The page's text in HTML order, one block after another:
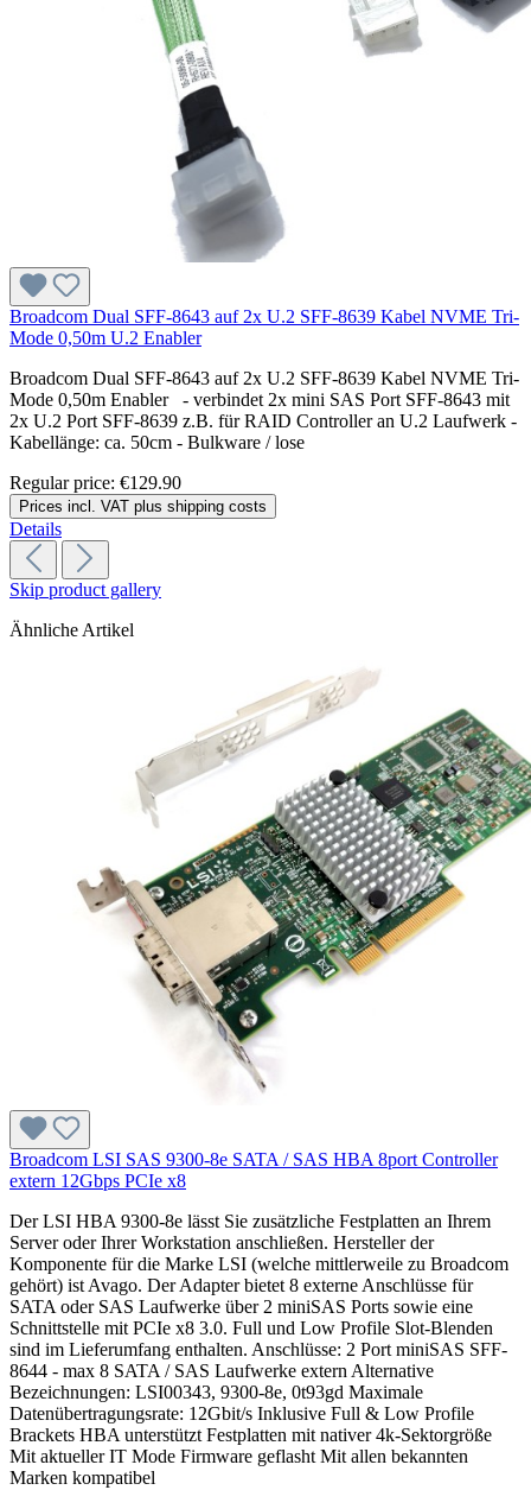
Broadcom Dual SFF-8643 auf 2x U.2 SFF-8639 Kabel NVME Tri-
Mode 0,50m U.2 Enabler
Broadcom Dual SFF-8643 auf 2x U.2 SFF-8639 Kabel NVME Tri-
Mode 0,50m Enabler - verbindet 2x mini SAS Port SFF-8643 mit
2x U.2 Port SFF-8639 z.B. für RAID Controller an U.2 Laufwerk -
Kabellänge: ca. 50cm - Bulkware / lose
Regular price: €129.90
Prices incl. VAT plus shipping costs
Details
Skip product gallery
Ähnliche Artikel
Broadcom LSI SAS 9300-8e SATA / SAS HBA 8port Controller
extern 12Gbps PCIe x8
Der LSI HBA 9300-8e lässt Sie zusätzliche Festplatten an Ihrem
Server oder Ihrer Workstation anschließen. Hersteller der
Komponente für die Marke LSI (welche mittlerweile zu Broadcom
gehört) ist Avago. Der Adapter bietet 8 externe Anschlüsse für
SATA oder SAS Laufwerke über 2 miniSAS Ports sowie eine
Schnittstelle mit PCIe x8 3.0. Full und Low Profile Slot-Blenden
sind im Lieferumfang enthalten. Anschlüsse: 2 Port miniSAS SFF-
8644 - max 8 SATA / SAS Laufwerke extern Alternative
Bezeichnungen: LSI00343, 9300-8e, 0t93gd Maximale
Datenübertragungsrate: 12Gbit/s Inklusive Full & Low Profile
Brackets HBA unterstützt Festplatten mit nativer 4k-Sektorgröße
Mit aktueller IT Mode Firmware geflasht Mit allen bekannten
Marken kompatibel